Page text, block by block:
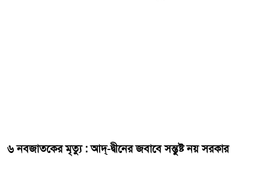
৬ নবজাতকের মৃত্যু : আদ্-দ্বীনের জবাবে সন্তুষ্ট নয় সরকার